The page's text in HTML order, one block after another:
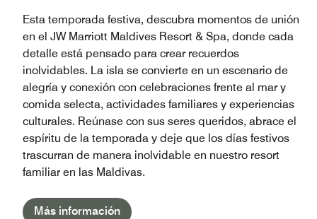
Esta temporada festiva, descubra momentos de unión
en el JW Marriott Maldives Resort & Spa, donde cada
detalle está pensado para crear recuerdos
inolvidables. La isla se convierte en un escenario de
alegría y conexión con celebraciones frente al mar y
comida selecta, actividades familiares y experiencias
culturales. Reúnase con sus seres queridos, abrace el
espíritu de la temporada y deje que los días festivos
trascurran de manera inolvidable en nuestro resort
familiar en las Maldivas.
Más información